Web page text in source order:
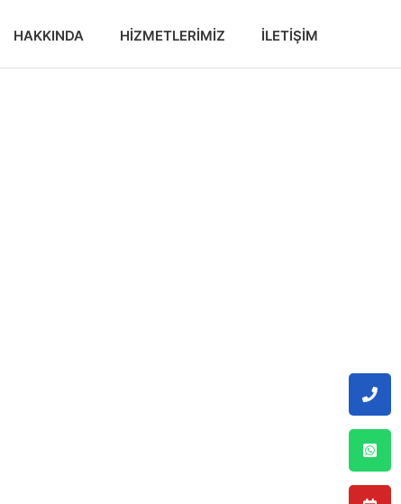
HAKKINDA HIZMETLERIMIZ İLETIŞIM